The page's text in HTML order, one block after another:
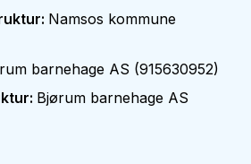
: Namsos kommune
barnehage AS (915630952)
: Bjørum barnehage AS